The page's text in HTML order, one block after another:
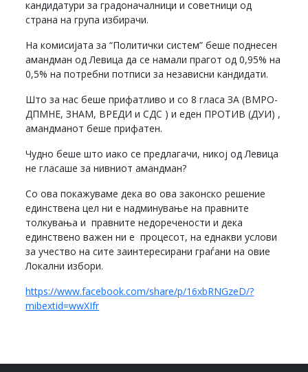
кандидатури за градоначалници и советници од
страна на група избирачи.
На комисијата за “Политички систем” беше поднесен
амандман од Левица да се намали прагот од 0,95% на
0,5% на потребни потписи за независни кандидати.
Што за нас беше прифатливо и со 8 гласа ЗА (ВМРО-
ДПМНЕ, ЗНАМ, ВРЕДИ и СДС ) и еден ПРОТИВ (ДУИ) ,
амандманот беше прифатен.
Чудно беше што иако се предлагачи, никој од Левица
не гласаше за нивниот амандман?
Со ова покажуваме дека во ова законско решение
единствена цел ни е надминување на правните
толкувања и правните недоречености и дека
единствено важен ни е процесот, на еднакви услови
за учество на сите заинтересирани граѓани на овие
Локални избори.
https://www.facebook.com/share/p/16xbRNGzeD/?
mibextid=wwXIfr